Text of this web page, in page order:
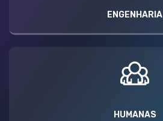
ENGENHARIA
HUMANAS